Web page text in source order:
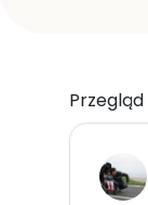
Przegląd